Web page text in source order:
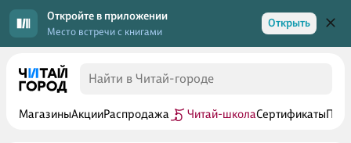
Откройте в приложении
Место встречи с книгами
Открыть
МагазиныАкцииРаспродажа Читай-школаСертификаты